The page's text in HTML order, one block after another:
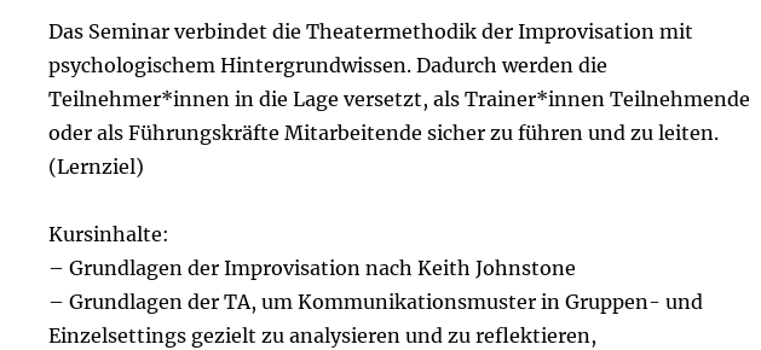
Das Seminar verbindet die Theatermethodik der Improvisation mit
psychologischem Hintergrundwissen. Dadurch werden die
Teilnehmer*innen in die Lage versetzt, als Trainer*innen Teilnehmende
oder als Führungskräfte Mitarbeitende sicher zu führen und zu leiten.
(Lernziel)
Kursinhalte:
– Grundlagen der Improvisation nach Keith Johnstone
– Grundlagen der TA, um Kommunikationsmuster in Gruppen- und
Einzelsettings gezielt zu analysieren und zu reflektieren,